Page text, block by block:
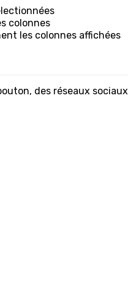
colonnes
les colonnes affichées
des réseaux sociaux